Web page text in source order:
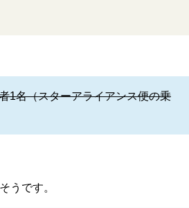
1名（スターアライアンス便の乗
うです。